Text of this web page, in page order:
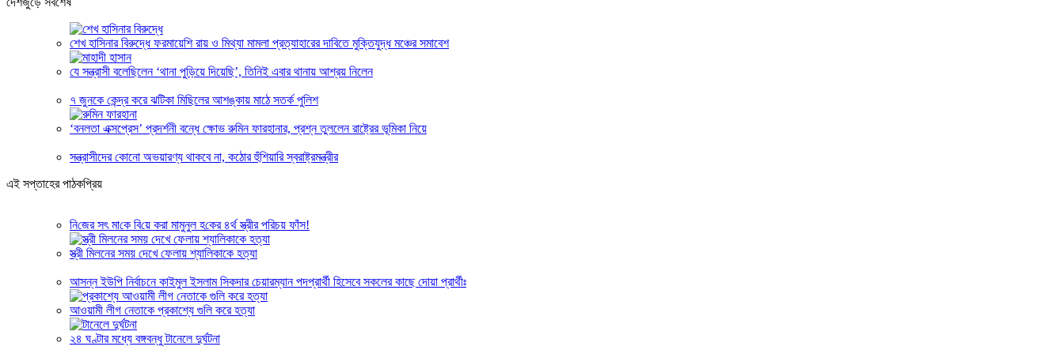
শেখ হাসিনার বিরুদ্ধে ফরমায়েশি রায় ও মিথ্যা মামলা প্রত্যাহারের দাবিতে মুক্তিযুদ্ধ মঞ্চের সমাবেশ
যে সন্ত্রাসী বলেছিলেন ‘থানা পুড়িয়ে দিয়েছি’, তিনিই এবার থানায় আশ্রয় নিলেন
৭ জুনকে কেন্দ্র করে ঝটিকা মিছিলের আশঙ্কায় মাঠে সতর্ক পুলিশ
‘বনলতা এক্সপ্রেস’ প্রদর্শনী বন্ধে ক্ষোভ রুমিন ফারহানার, প্রশ্ন তুললেন রাষ্ট্রের ভূমিকা নিয়ে
সন্ত্রাসীদের কোনো অভয়ারণ্য থাকবে না, কঠোর হুঁশিয়ারি স্বরাষ্ট্রমন্ত্রীর
এই সপ্তাহের পাঠকপ্রিয়
নি‌জের সৎ মা‌কে বি‌য়ে করা মামুনুল হ‌কের ৪র্থ স্ত্রীর প‌রিচয় ফাঁস!
স্ত্রী মিলনের সময় দেখে ফেলায় শ্যালিকাকে হত্যা
আসন্ন ইউপি নির্বাচনে কাইমুল ইসলাম সিকদার চেয়ারম্যান পদপ্রার্থী হিসেবে সকলের কাছে দোয়া প্রার্থীঃ
আওয়ামী লীগ নেতাকে প্রকাশ্যে গুলি করে হত্যা
২৪ ঘণ্টার মধ্যে বঙ্গবন্ধু টানেলে দুর্ঘটনা